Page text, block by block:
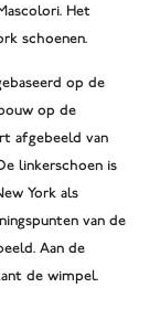
Het
schoenen.
op de
op de
afgebeeld van
linkerschoen is
York als
van de
Aan de
de wimpel.